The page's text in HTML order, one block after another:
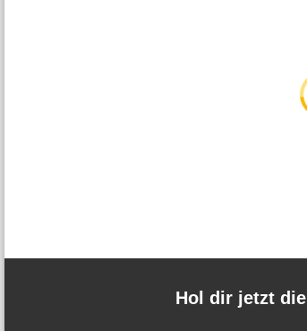
Hol dir jetzt die